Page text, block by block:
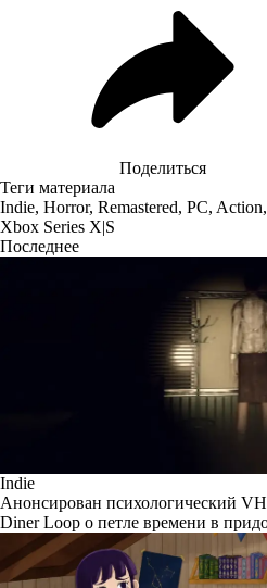
Поделиться
Теги материала
Indie, Horror, Remastered, PC, Action,
Xbox Series X|S
Последнее
Indie
Анонсирован психологический
Diner Loop о петле времени в